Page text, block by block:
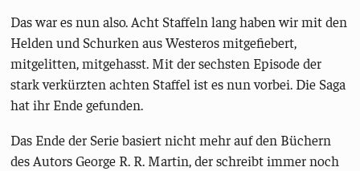
Das war es nun also. Acht Staffeln lang haben wir mit den
Helden und Schurken aus Westeros mitgefiebert,
mitgelitten, mitgehasst. Mit der sechsten Episode der
stark verkürzten achten Staffel ist es nun vorbei. Die Saga
hat ihr Ende gefunden.
Das Ende der Serie basiert nicht mehr auf den Büchern
des Autors George R. R. Martin, der schreibt immer noch